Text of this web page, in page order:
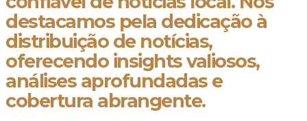
destacamos pela dedicação à
distribuição de notícias,
oferecendo insights valiosos,
análises aprofundadas e
cobertura abrangente.